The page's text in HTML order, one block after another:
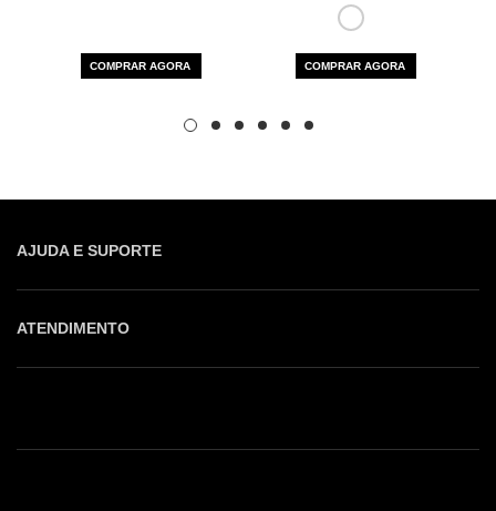
COMPRAR AGORA COMPRAR AGORA
AJUDA E SUPORTE
ATENDIMENTO